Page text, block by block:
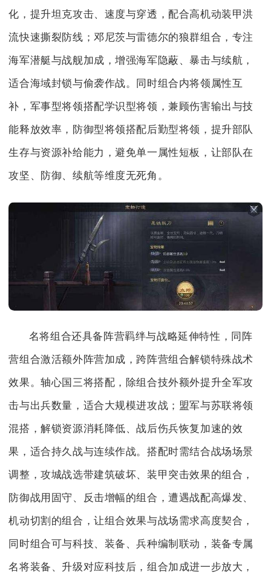
化，提升坦克攻击、速度与穿透，配合高机动装甲洪
流快速撕裂防线；邓尼茨与雷德尔的狼群组合，专注
海军潜艇与战舰加成，增强海军隐蔽、暴击与续航，
适合海域封锁与偷袭作战。同时组合内将领属性互
补，军事型将领搭配学识型将领，兼顾伤害输出与技
能释放效率，防御型将领搭配后勤型将领，提升部队
生存与资源补给能力，避免单一属性短板，让部队在
攻坚、防御、续航等维度无死角。
名将组合还具备阵营羁绊与战略延伸特性，同阵
营组合激活额外阵营加成，跨阵营组合解锁特殊战术
效果。轴心国三将搭配，除组合技外额外提升全军攻
击与出兵数量，适合大规模进攻战；盟军与苏联将领
混搭，解锁资源消耗降低、战后伤兵恢复加速的效
果，适合持久战与连续作战。搭配时需结合战场场景
调整，攻城战选带建筑破坏、装甲突击效果的组合，
防御战用固守、反击增幅的组合，遭遇战配高爆发、
机动切割的组合，让组合效果与战场需求高度契合，
同时组合可与科技、装备、兵种编制联动，装备专属
名将装备、升级对应科技后，组合加成进一步放大，